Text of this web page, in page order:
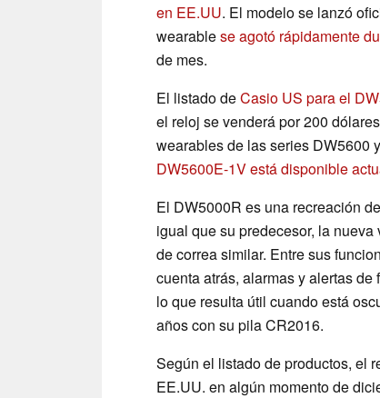
en EE.UU. El modelo se lanzó
wearablese agotó rápidamente
de mes.
El listado deCasio US para el
el reloj se venderá por 200
wearables de las series DW5600
DW5600E-1V está disponible
El DW5000R es una recreación
igual que su predecesor, la
de correa similar. Entre sus
cuenta atrás, alarmas y alertas
lo que resulta útil cuando está
años con su pila CR2016.
Según el listado de productos, el
EE.UU. en algún momento de